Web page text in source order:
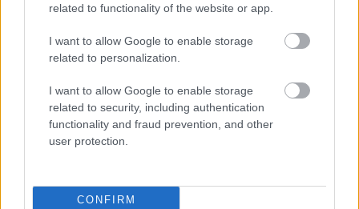
related to functionality of the website or app.
I want to allow Google to enable storage
related to personalization.
I want to allow Google to enable storage
related to security, including authentication
functionality and fraud prevention, and other
user protection.
CONFIRM
42. és most kiállították az egész csapatot!... Ja nem,
43. Az embernek tátva marad a szeme (Gulyás)
Két rendőr azt hallja, hogy az egyik benzinkútnál
nyereményeket sorsolnak ki a vevők között. Nosza,
sorsolásra. A benzinkutas elmagyarázza: